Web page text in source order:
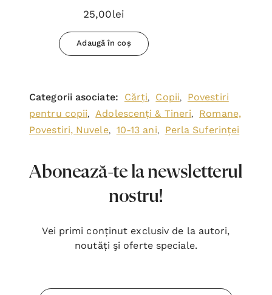
25,00lei
Adaugă în coș
Categorii asociate: Cărți, Copii,
Povestiri
pentru copii, Adolescenți & Tineri,
Romane,
Povestiri, Nuvele, 10-13 ani, Perla Suferinței
Abonează-te la newsletterul
nostru!
Vei primi conținut exclusiv de la autori,
noutăți şi oferte speciale.